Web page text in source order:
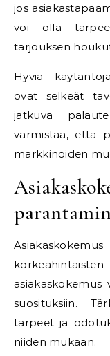
jos
voi olla
tarjouksen
Hyviä
ovat selkeät
jatkuva
varmistaa, että
markkinoiden
suosituksiin.
tarpeet ja
niiden mukaan.